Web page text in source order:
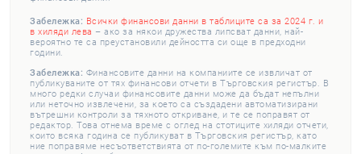
Забележка: Всички финансови данни в таблиците са за 2024 г. и
в хиляди лева – ако за някои дружества липсват данни, най-
вероятно те са преустановили дейността си още в предходни
години.
Забележка: Финансовите данни на компаниите се извличат от
публикуваните от тях финансови отчети в Търговския регистър. В
много редки случаи финансовите данни може да бъдат непълни
или неточно извлечени, за което са създадени автоматизирани
вътрешни контроли за тяхното откриване, и те се поправят от
редактор. Това отнема време с оглед на стотиците хиляди отчети,
които всяка година се публикуват в Търговския регистър, като
ние поправяме несъответствията от по-големите към по-малките